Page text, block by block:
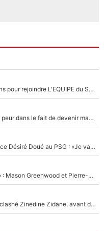
Raymond Domenech a posé ses conditions pour rejoindre L'EQUIPE du Soir : Il refuse de faire l'émission avec un autre chroniqueur !
«C’est l'une des choses qui me fait le plus peur dans le fait de devenir maman» : En couple avec Antoine Dupont, Iris Mittenaere s'inquiète déjà pour ses futurs enfants !
Le transfert de Maghnes Akliouche menace Désiré Doué au PSG : «Je valide à 200%»
«La porte est ouverte pour tout le monde» : Mason Greenwood et Pierre-Emerick Aubameyang ont quitté l'OM, Amine Gouiri balance sur la suite du mercato et sur la réaction du vestiaire !
«Ça pue du c*l» : Quand Yannick Noah a clashé Zinedine Zidane, avant de se faire recadrer par le nouveau sélectionneur de l'équipe de France !